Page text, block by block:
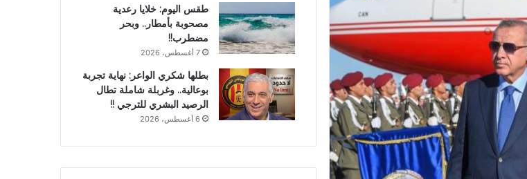
طقس اليوم: خلايا رعدية
مصحوبة بأمطار.. وبحر
مضطرب!!
7 أغسطس، 2026
بطلها شكري الواعر: نهاية تجربة
بوعالية.. وغربلة شاملة تطال
الرصيد البشري للترجي !!
6 أغسطس، 2026